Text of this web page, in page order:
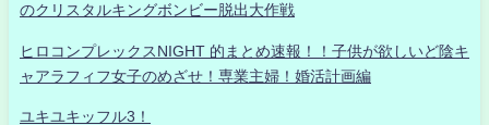
のクリスタルキングボンビー脱出大作戦
ヒロコンプレックスNIGHT 的まとめ速報！！子供が欲しいど陰キ
ャアラフィフ女子のめざせ！専業主婦！婚活計画編
ユキユキッフル3！